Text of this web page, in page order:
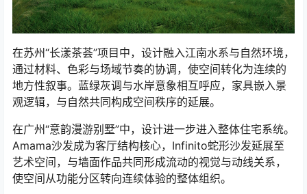
在苏州“长漾茶荟”项目中，设计融入江南水系与自然环境，
通过材料、色彩与场域节奏的协调，使空间转化为连续的
地方性叙事。蓝绿灰调与水岸意象相互呼应，家具嵌入景
观逻辑，与自然共同构成空间秩序的延展。
在广州“意韵漫游别墅”中，设计进一步进入整体住宅系统。
Amama沙发成为客厅结构核心，Infinito蛇形沙发延展至
艺术空间，与墙面作品共同形成流动的视觉与动线关系，
使空间从功能分区转向连续体验的整体组织。